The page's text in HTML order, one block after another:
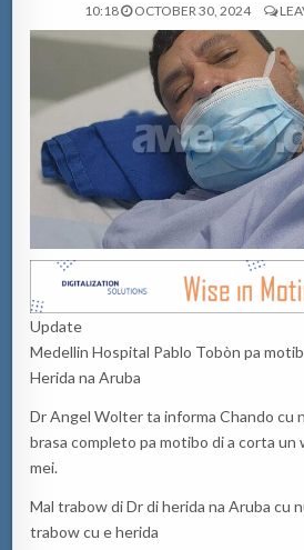
10:18 OCTOBER 30, 2024
Update
Medellin Hospital Pablo Tobòn pa
Herida na Aruba
Dr Angel Wolter ta informa Chando cu
brasa completo pa motibo di a corta un
mei.
Mal trabow di Dr di herida na Aruba cu
trabow cu e herida